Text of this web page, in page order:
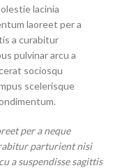
lacinia
laoreet per a
a curabitur
pulvinar arcu a
sociosqu
scelerisque
per a neque
parturient nisi
a suspendisse sagittis